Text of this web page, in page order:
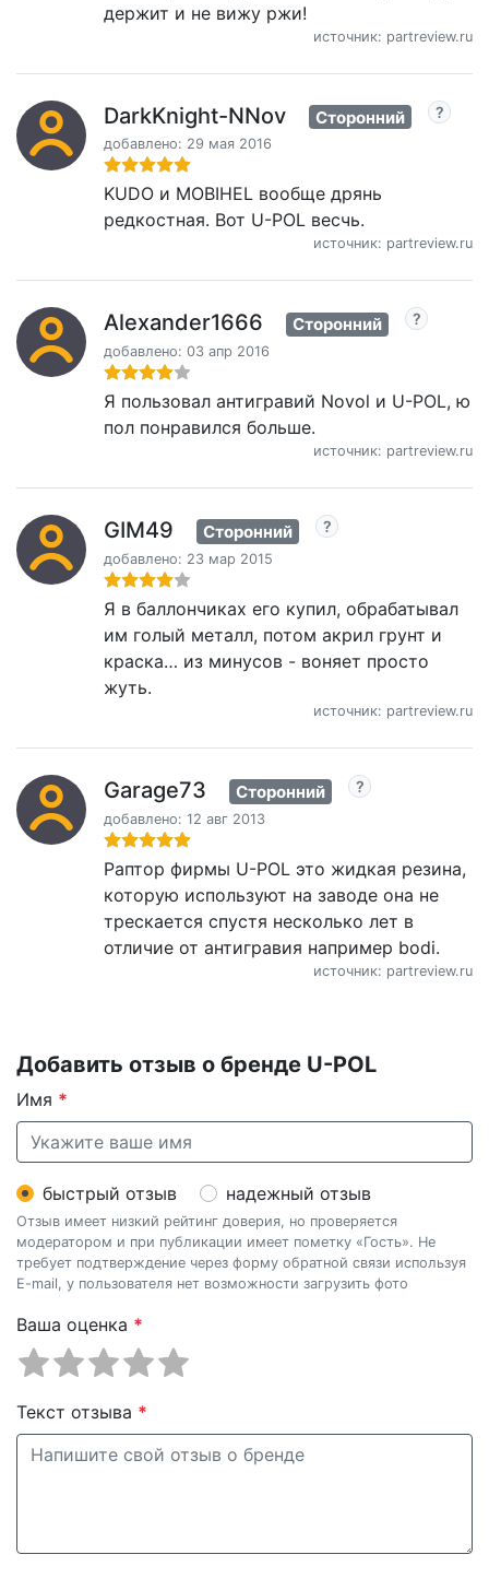
держит и не вижу ржи!
источник: partreview.ru
DarkKnight-NNov Сторонний
добавлено: 29 мая 2016
KUDO и MOBIHEL вообще дрянь
редкостная. Вот U-POL весчь.
источник: partreview.ru
Alexander1666 Сторонний
добавлено: 03 апр 2016
Я пользовал антигравий Novol и U-POL, ю
пол понравился больше.
источник: partreview.ru
GIM49 Сторонний
добавлено: 23 мар 2015
Я в баллончиках его купил, обрабатывал
им голый металл, потом акрил грунт и
краска… из минусов - воняет просто
жуть.
источник: partreview.ru
Garage73 Сторонний
добавлено: 12 авг 2013
Раптор фирмы U-POL это жидкая резина,
которую используют на заводе она не
трескается спустя несколько лет в
отличие от антигравия например bodi.
источник: partreview.ru
Добавить отзыв о бренде U-POL
Имя *
быстрый отзыв надежный отзыв
Отзыв имеет низкий рейтинг доверия, но проверяется
модератором и при публикации имеет пометку «Гость». Не
требует подтверждение через форму обратной связи используя
E-mail, у пользователя нет возможности загрузить фото
Ваша оценка *
Текст отзыва *